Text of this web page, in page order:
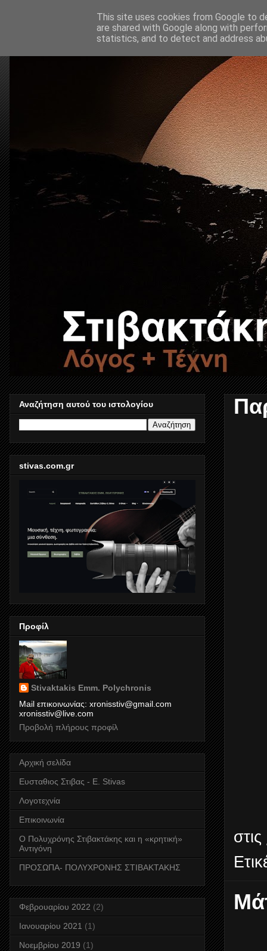
στις
Αναζήτηση αυτού του ιστολογίου
stivas.com.gr
Προφίλ
Stivaktakis Emm. Polychronis
Mail επικοινωνίας: xronisstiv@gmail.com
xronisstiv@live.com
Προβολή πλήρους προφίλ
Αρχική σελίδα
Ευσταθιος Στιβας - E. Stivas
Λογοτεχνία
Επικοινωνία
Ο Πολυχρόνης Στιβακτάκης και η «κρητική»
Αντιγόνη
ΠΡΟΣΩΠΑ- ΠΟΛΥΧΡΟΝΗΣ ΣΤΙΒΑΚΤΑΚΗΣ
Φεβρουαρίου 2022 (2)
Ιανουαρίου 2021 (1)
Νοεμβρίου 2019 (1)
This site uses cookies from Google to
are shared with Google along with
statistics, and to detect and address